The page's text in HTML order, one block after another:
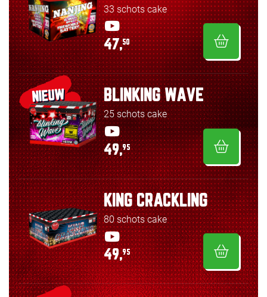
33 schots cake
47,50
NIEUW BLINKING WAVE
25 schots cake
49,95
KING CRACKLING
80 schots cake
49,95